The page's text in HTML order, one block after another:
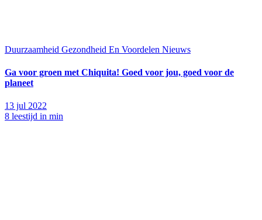
Duurzaamheid Gezondheid En Voordelen Nieuws
Ga voor groen met Chiquita! Goed voor jou, goed voor de
planeet
13 jul 2022
8 leestijd in min